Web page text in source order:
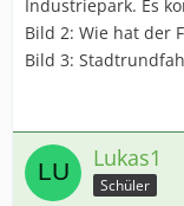
Industriepark. Es
Bild 2: Wie hat der
Bild 3:
Lukas1
Schüler